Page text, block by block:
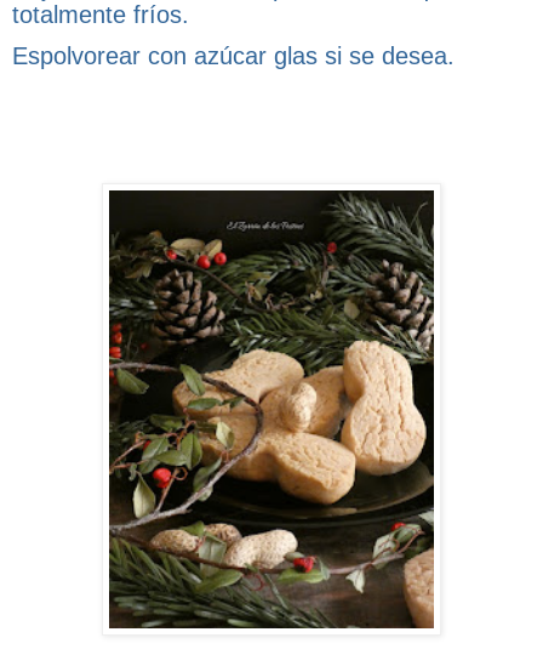
totalmente fríos.
Espolvorear con azúcar glas si se desea.